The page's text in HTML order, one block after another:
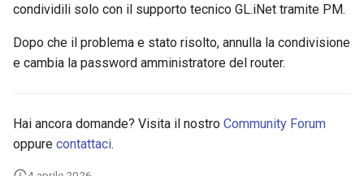
condividili solo con il supporto tecnico GL.iNet tramite PM.
Dopo che il problema e stato risolto, annulla la condivisione
e cambia la password amministratore del router.
Hai ancora domande? Visita il nostro Community Forum
oppure contattaci.